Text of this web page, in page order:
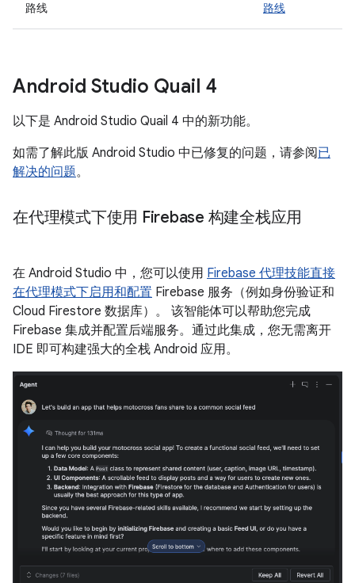
路线
路线
Android Studio Quail 4
以下是 Android Studio Quail 4 中的新功能。
如需了解此版 Android Studio 中已修复的问题，请参阅已
解决的问题。
在代理模式下使用 Firebase 构建全栈应用
在 Android Studio 中，您可以使用 Firebase 代理技能直接
在代理模式下启用和配置 Firebase 服务（例如身份验证和
Cloud Firestore 数据库）。 该智能体可以帮助您完成
Firebase 集成并配置后端服务。通过此集成，您无需离开
IDE 即可构建强大的全栈 Android 应用。